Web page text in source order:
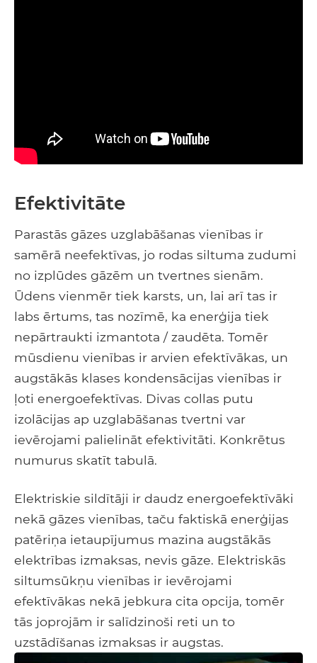
Efektivitāte
Parastās gāzes uzglabāšanas vienības ir
samērā neefektīvas, jo rodas siltuma zudumi
no izplūdes gāzēm un tvertnes sienām.
Ūdens vienmēr tiek karsts, un, lai arī tas ir
labs ērtums, tas nozīmē, ka enerģija tiek
nepārtraukti izmantota / zaudēta. Tomēr
mūsdienu vienības ir arvien efektīvākas, un
augstākās klases kondensācijas vienības ir
ļoti energoefektīvas. Divas collas putu
izolācijas ap uzglabāšanas tvertni var
ievērojami palielināt efektivitāti. Konkrētus
numurus skatīt tabulā.
Elektriskie sildītāji ir daudz energoefektīvāki
nekā gāzes vienības, taču faktiskā enerģijas
patēriņa ietaupījumus mazina augstākās
elektrības izmaksas, nevis gāze. Elektriskās
siltumsūkņu vienības ir ievērojami
efektīvākas nekā jebkura cita opcija, tomēr
tās joprojām ir salīdzinoši reti un to
uzstādīšanas izmaksas ir augstas.